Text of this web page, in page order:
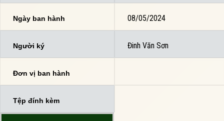
Ngày ban hành 08/05/2024
Người ký Đinh Văn Sơn
Đơn vị ban hành
Tệp đính kèm